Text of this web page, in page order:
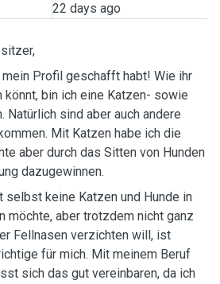
22 days ago
Profil geschafft habt! Wie ihr
könnt, bin ich eine Katzen- sowie
Natürlich sind aber auch andere
Mit Katzen habe ich die
aber durch das Sitten von Hunden
dazugewinnen.
selbst keine Katzen und Hunde in
möchte, aber trotzdem nicht ganz
Fellnasen verzichten will, ist
für mich. Mit meinem Beruf
sich das gut vereinbaren, da ich